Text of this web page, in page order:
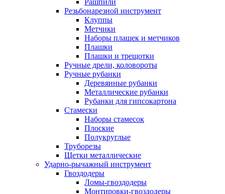
Рашпили
Резьбонарезной инструмент
Клуппы
Метчики
Наборы плашек и метчиков
Плашки
Плашки и трещотки
Ручные дрели, коловороты
Ручные рубанки
Деревянные рубанки
Металлические рубанки
Рубанки для гипсокартона
Стамески
Наборы стамесок
Плоские
Полукруглые
Труборезы
Щетки металлические
Ударно-рычажный инструмент
Гвоздодеры
Ломы-гвоздодеры
Монтировки-гвоздодеры